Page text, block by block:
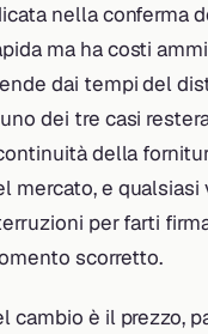
nella conferma
ma ha costi
dai tempi del
dei tre casi
della
mercato, e qualsiasi
per farti
scorretto.
cambio è il prezzo,